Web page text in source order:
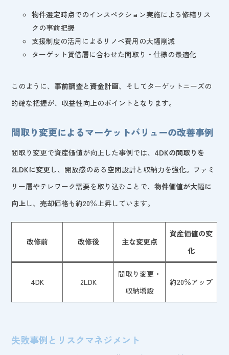
物件選定時点でのインスペクション実施による修繕リス
クの事前把握
支援制度の活用によるリノベ費用の大幅削減
ターゲット賃借層に合わせた間取り・仕様の最適化
このように、 事前調査と資金計画、そしてターゲットニーズの
的確な把握が、収益性向上のポイントとなります。
間取り変更によるマーケットバリューの改善事例
間取り変更で資産価値が向上した事例では、 4DKの間取りを
2LDKに変更し、開放感のある空間設計と収納力を強化。ファミ
リー層やテレワーク需要を取り込むことで、物件価値が大幅に
向上し、売却価格も約20％上昇しています。
改修前 改修後 主な変更点
資産価値の変
化
4DK 2LDK
間取り変更・
収納増設
約20％アップ
失敗事例とリスクマネジメント